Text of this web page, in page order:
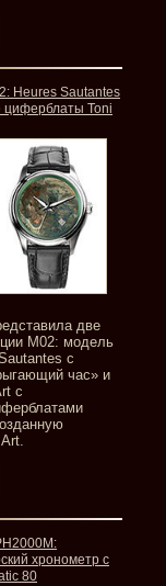
Heures Sautantes
циферблаты Toni
две
M02: модель
с
час» и
с
хронометр с
80